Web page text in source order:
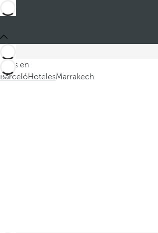
Estás en
BarcelóHotelesMarrakech